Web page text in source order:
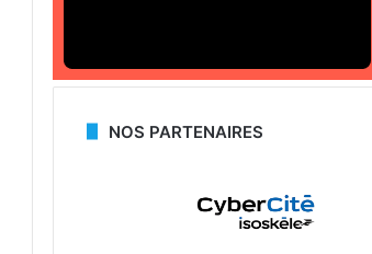
NOS PARTENAIRES